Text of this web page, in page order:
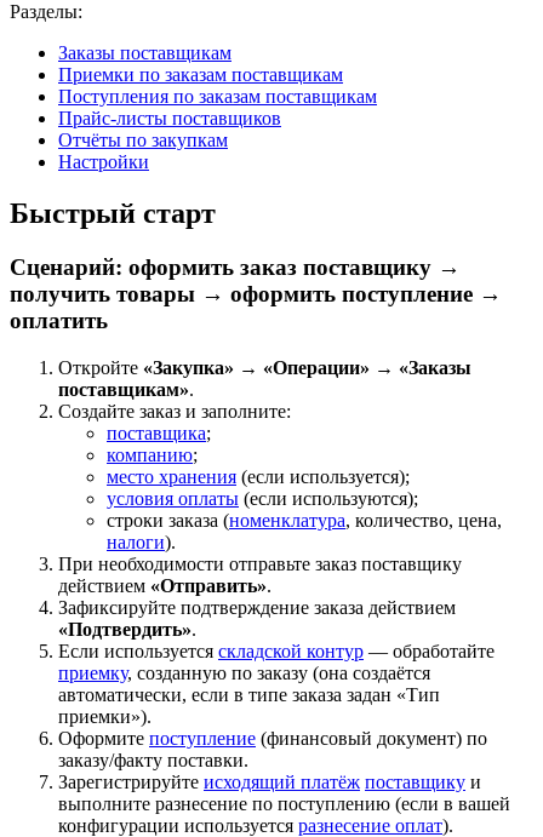
Разделы:
Заказы поставщикам
Приемки по заказам поставщикам
Поступления по заказам поставщикам
Прайс-листы поставщиков
Отчёты по закупкам
Настройки
Быстрый старт
Сценарий: оформить заказ поставщику →
получить товары → оформить поступление →
оплатить
Откройте «Закупка» → «Операции» → «Заказы
поставщикам».
Создайте заказ и заполните:
поставщика;
компанию;
место хранения (если используется);
условия оплаты (если используются);
строки заказа (номенклатура, количество, цена,
налоги).
При необходимости отправьте заказ поставщику
действием «Отправить».
Зафиксируйте подтверждение заказа действием
«Подтвердить».
Если используется складской контур — обработайте
приемку, созданную по заказу (она создаётся
автоматически, если в типе заказа задан «Тип
приемки»).
Оформите поступление (финансовый документ) по
заказу/факту поставки.
Зарегистрируйте исходящий платёж поставщику и
выполните разнесение по поступлению (если в вашей
конфигурации используется разнесение оплат).